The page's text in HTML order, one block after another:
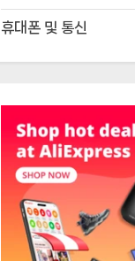
휴대폰 및 통신